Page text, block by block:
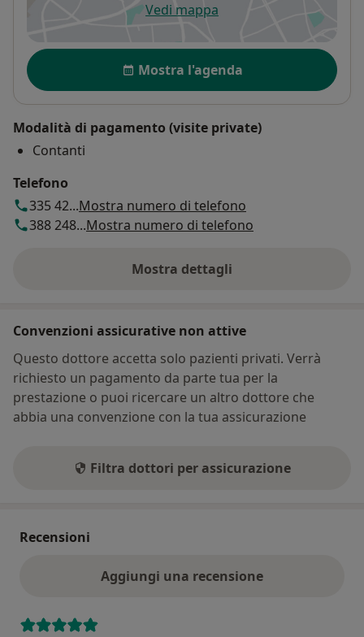
Vedi mappasi apre in una nuova scheda
Disponibilità
Mostra l'agenda
Modalità di pagamento (visite private)
Contanti
Telefono
335 42...Mostra numero di telefono
388 248...Mostra numero di telefono
Mostra dettagli
sull'indirizzo
Convenzioni assicurative non attive
Questo dottore accetta solo pazienti privati. Verrà
richiesto un pagamento da parte tua per la
prestazione o puoi ricercare un altro dottore che
abbia una convenzione con la tua assicurazione
Filtra dottori per assicurazione
Recensioni
Aggiungi una recensione